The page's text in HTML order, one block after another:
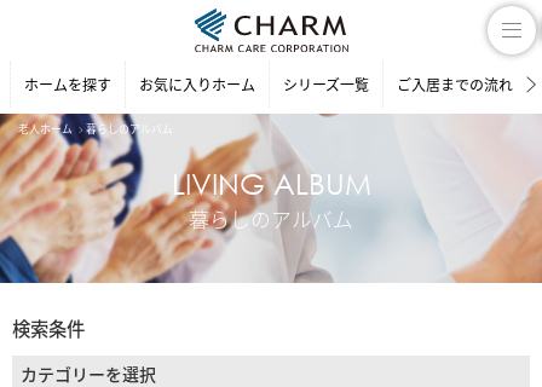
ホームを探す お気に入りホーム シリーズ一覧 ご入居までの流れ
老人ホーム 暮らしのアルバム
LIVING ALBUM
暮らしのアルバム
検索条件
カテゴリーを選択